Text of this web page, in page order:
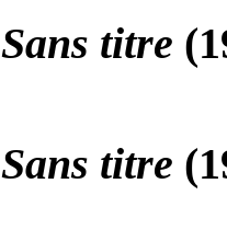
Sans titre
Sans titre